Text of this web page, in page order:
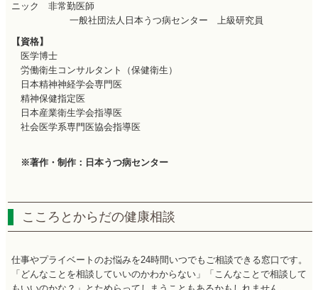
ニック 非常勤医師
一般社団法人日本うつ病センター 上級研究員
【資格】
医学博士
労働衛生コンサルタント（保健衛生）
日本精神神経学会専門医
精神保健指定医
日本産業衛生学会指導医
社会医学系専門医協会指導医
※著作・制作：日本うつ病センター
こころとからだの健康相談
仕事やプライベートのお悩みを24時間いつでもご相談できる窓口です。
「どんなことを相談していいのかわからない」「こんなことで相談して